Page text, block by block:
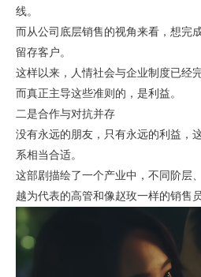
线。
而从公司底层销售的视角来看，想完
留存客户。
这样以来，人情社会与企业制度已经
而真正主导这些准则的，是利益。
二是合作与对抗并存
没有永远的朋友，只有永远的利益，
系相当合适。
这部剧描绘了一个产业中，不同阶层
越为代表的高管和像赵玫一样的销售